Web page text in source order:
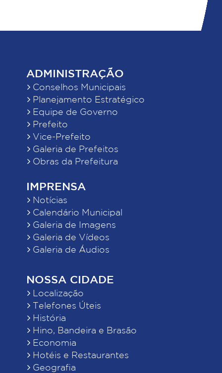
ADMINISTRAÇÃO
Conselhos Municipais
Planejamento Estratégico
Equipe de Governo
Prefeito
Vice-Prefeito
Galeria de Prefeitos
Obras da Prefeitura
IMPRENSA
Notícias
Calendário Municipal
Galeria de Imagens
Galeria de Vídeos
Galeria de Áudios
NOSSA CIDADE
Localização
Telefones Úteis
História
Hino, Bandeira e Brasão
Economia
Hotéis e Restaurantes
Geografia